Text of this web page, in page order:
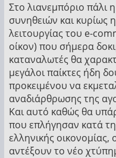
Στο λιανεμπόριο πάλι
συνηθειών και
λειτουργίας του e-
οίκον) που σήμερα
καταναλωτές θα
μεγάλοι παίκτες ήδη
προκειμένου να
αναδιάρθρωσης της
Και αυτό καθώς θα
που επλήγησαν κατά
ελληνικής
αντέξουν το νέο